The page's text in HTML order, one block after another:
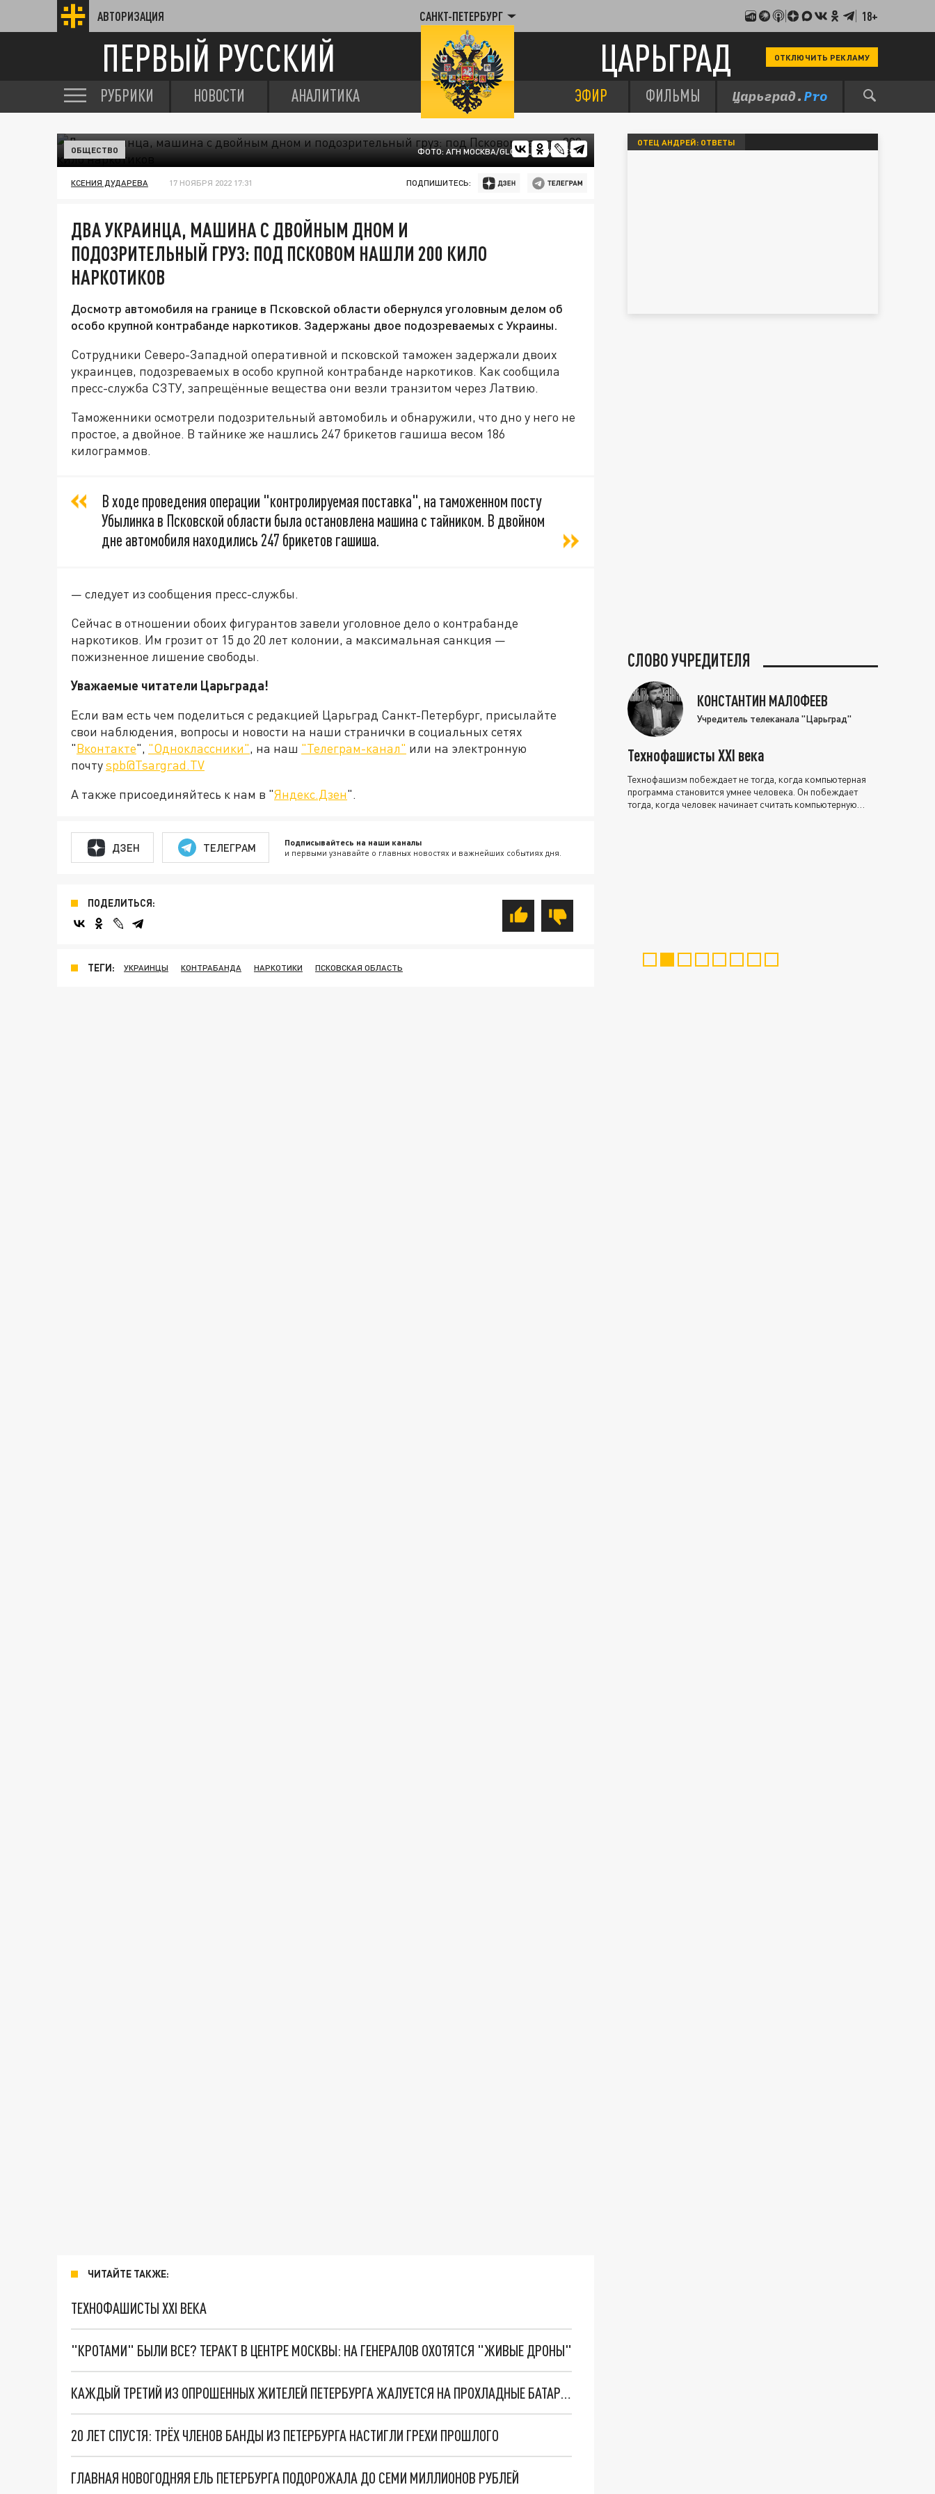
АВТОРИЗАЦИЯ САНКТ-ПЕТЕРБУРГ 18+
ПЕРВЫЙ РУССКИЙ ЦАРЬГРАД ОТКЛЮЧИТЬ РЕКЛАМУ
РУБРИКИ НОВОСТИ АНАЛИТИКА ЭФИР ФИЛЬМЫ
ФОТО: АГН МОСКВА/GLOBALLOOKPRESS
ОБЩЕСТВО
КСЕНИЯ ДУДАРЕВА 17 НОЯБРЯ 2022 17:31 ПОДПИШИТЕСЬ:
ДВА УКРАИНЦА, МАШИНА С ДВОЙНЫМ ДНОМ И
ПОДОЗРИТЕЛЬНЫЙ ГРУЗ: ПОД ПСКОВОМ НАШЛИ 200 КИЛО
НАРКОТИКОВ
Досмотр автомобиля на границе в Псковской области обернулся уголовным делом об
особо крупной контрабанде наркотиков. Задержаны двое подозреваемых с Украины.
Сотрудники Северо-Западной оперативной и псковской таможен задержали двоих
украинцев, подозреваемых в особо крупной контрабанде наркотиков. Как сообщила
пресс-служба СЗТУ, запрещённые вещества они везли транзитом через Латвию.
Таможенники осмотрели подозрительный автомобиль и обнаружили, что дно у него не
простое, а двойное. В тайнике же нашлись 247 брикетов гашиша весом 186
килограммов.
В ходе проведения операции "контролируемая поставка", на таможенном посту
Убылинка в Псковской области была остановлена машина с тайником. В двойном
дне автомобиля находились 247 брикетов гашиша.
— следует из сообщения пресс-службы.
Сейчас в отношении обоих фигурантов завели уголовное дело о контрабанде
наркотиков. Им грозит от 15 до 20 лет колонии, а максимальная санкция —
пожизненное лишение свободы.
Уважаемые читатели Царьграда!
Если вам есть чем поделиться с редакцией Царьград Санкт-Петербург, присылайте
свои наблюдения, вопросы и новости на наши странички в социальных сетях
"Вконтакте", "Одноклассники", на наш "Телеграм-канал" или на электронную
почтуspb@Tsargrad.TV
А также присоединяйтесь к нам в "Яндекс.Дзен".
ДЗЕН ТЕЛЕГРАМ Подписывайтесь на наши каналы
и первыми узнавайте о главных новостях и важнейших событиях дня.
ПОДЕЛИТЬСЯ:
ТЕГИ: УКРАИНЦЫ КОНТРАБАНДА НАРКОТИКИ ПСКОВСКАЯ ОБЛАСТЬ
ЧИТАЙТЕ ТАКЖЕ:
ТЕХНОФАШИСТЫ XXI ВЕКА
"КРОТАМИ" БЫЛИ ВСЕ? ТЕРАКТ В ЦЕНТРЕ МОСКВЫ: НА ГЕНЕРАЛОВ ОХОТЯТСЯ "ЖИВЫЕ ДРОНЫ"
КАЖДЫЙ ТРЕТИЙ ИЗ ОПРОШЕННЫХ ЖИТЕЛЕЙ ПЕТЕРБУРГА ЖАЛУЕТСЯ НА ПРОХЛАДНЫЕ БАТАРЕИ В КВАРТИРЕ
20 ЛЕТ СПУСТЯ: ТРЁХ ЧЛЕНОВ БАНДЫ ИЗ ПЕТЕРБУРГА НАСТИГЛИ ГРЕХИ ПРОШЛОГО
ГЛАВНАЯ НОВОГОДНЯЯ ЕЛЬ ПЕТЕРБУРГА ПОДОРОЖАЛА ДО СЕМИ МИЛЛИОНОВ РУБЛЕЙ
ОТЕЦ АНДРЕЙ: ОТВЕТЫ
СЛОВО УЧРЕДИТЕЛЯ
КОНСТАНТИН МАЛОФЕЕВ
Учредитель телеканала "Царьград"
Технофашисты XXI века
Технофашизм побеждает не тогда, когда компьютерная
программа становится умнее человека. Он побеждает
тогда, когда человек начинает считать компьютерную